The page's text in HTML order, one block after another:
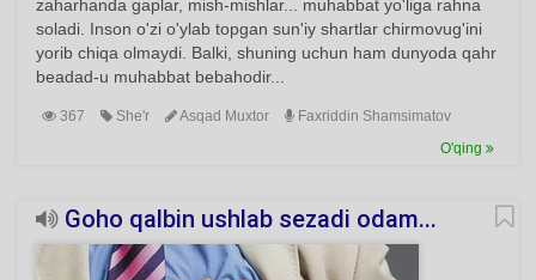
zaharhanda gaplar, mish-mishlar... muhabbat yo'liga rahna
soladi. Inson o'zi o'ylab topgan sun'iy shartlar chirmovug'ini
yorib chiqa olmaydi. Balki, shuning uchun ham dunyoda qahr
beadad-u muhabbat bebahodir...
367 She'r Asqad Muxtor
Faxriddin Shamsimatov
O'qing
Goho qalbin ushlab sezadi odam...